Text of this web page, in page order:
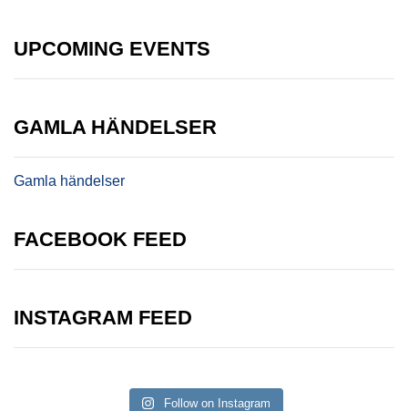
UPCOMING EVENTS
GAMLA HÄNDELSER
Gamla händelser
FACEBOOK FEED
INSTAGRAM FEED
Follow on Instagram